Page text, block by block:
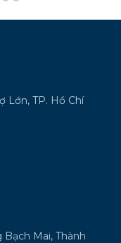
Lớn, TP. Hồ Chí
Bạch Mai, Thành